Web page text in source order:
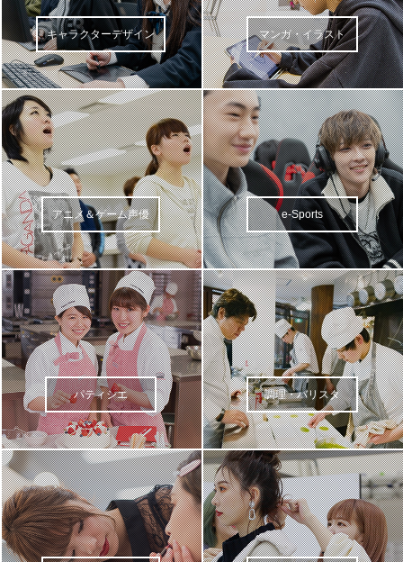
キャラクターデザイン マンガ・イラスト
アニメ＆ゲーム声優 e-Sports
パティシエ 調理・バリスタ